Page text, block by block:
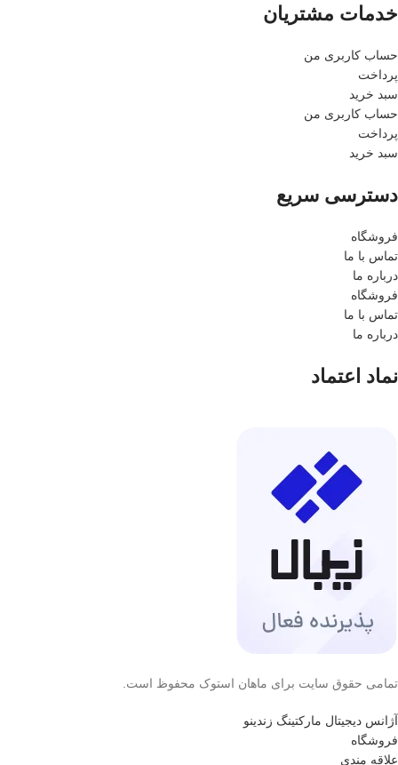
خدمات مشتریان
حساب کاربری من
پرداخت
سبد خرید
حساب کاربری من
پرداخت
سبد خرید
دسترسی سریع
فروشگاه
تماس با ما
درباره ما
فروشگاه
تماس با ما
درباره ما
نماد اعتماد
تمامی حقوق سایت برای ماهان استوک محفوظ است.
آژانس دیجیتال مارکتینگ زندینو
فروشگاه
علاقه مندی